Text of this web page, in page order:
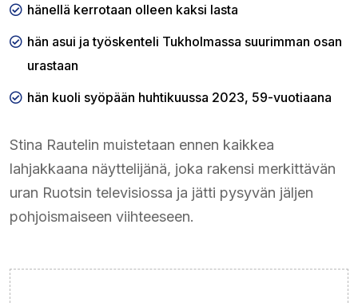
hänellä kerrotaan olleen kaksi lasta
hän asui ja työskenteli Tukholmassa suurimman osan
urastaan
hän kuoli syöpään huhtikuussa 2023, 59-vuotiaana
Stina Rautelin muistetaan ennen kaikkea
lahjakkaana näyttelijänä, joka rakensi merkittävän
uran Ruotsin televisiossa ja jätti pysyvän jäljen
pohjoismaiseen viihteeseen.